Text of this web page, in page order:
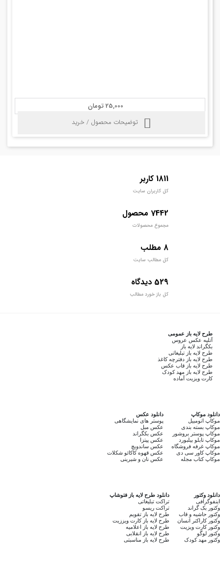
25,000 تومان
توضیحات محصول / خرید
1811 کاربر
کل کاربران سایت
7442 محصول
مجموع محصولات
8 مطلب
کل مطالب سایت
529 دیدگاه
کل باز خورد مطالب
طرح لایه باز عمومی
آتلیه عکس عروس
بکگراند لایه باز
طرح لایه باز تبلیغاتی
طرح لایه باز دفترچه کاغذ
طرح لایه باز قاب عکس
طرح لایه باز مهد کودک
کارت ویزیت آماده
دانلود موکاپ
موکاپ اتومبیل
موکاپ بسته بندی
موکاپ پوستر بروشور
موکاپ تابلو بیلبورد
موکاپ غرفه فروشگاه
موکاپ کاور سی دی
موکاپ کتاب مجله
دانلود عکس
پوستر های نمایشگاهی
عکس مبل
عکس بکگراند
عکس پیتزا
عکس ساندویچ
عکس قهوه کاکائو شکلات
عکس نان و شیرینی
دانلود وکتور
اینفوگرافی
وکتور بک گراند
وکتور حاشیه و قاب
وکتور کاراکتر انسان
وکتور کارت ویزیت
وکتور لوگو
وکتور مهد کودک
دانلود طرح لایه باز فتوشاپ
تراکت تبلیغاتی
تراکت ریسو
طرح لایه باز تقویم
طرح لایه باز کارت ویززیت
طرح لایه باز اعلامیه
طرح لایه باز انقلابی
طرح لایه باز مناسبتی